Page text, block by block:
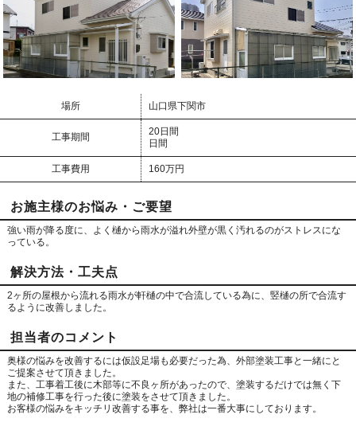
場所 山口県下関市
工事期間
20日間
日間
工事費用 160万円
お施主様のお悩み・ご要望
強い雨が降る度に、よく樋から雨水が溢れ外壁が黒く汚れるのがストレスにな
っている。
解決方法・工夫点
2ヶ所の屋根から流れる雨水が軒樋の中で合流している為に、竪樋の所で合流す
るように改善しました。
担当者のコメント
奥様の悩みを改善するには仮設足場も必要だった為、外部塗装工事と一緒にと
ご提案させて頂きました。
また、工事着工後に木部等に不良ヶ所があったので、塗装するだけでは無く下
地の補修工事を行った後に塗装をさせて頂きました。
お客様の悩みをキッチリ改善する事を、弊社は一番大事にしております。